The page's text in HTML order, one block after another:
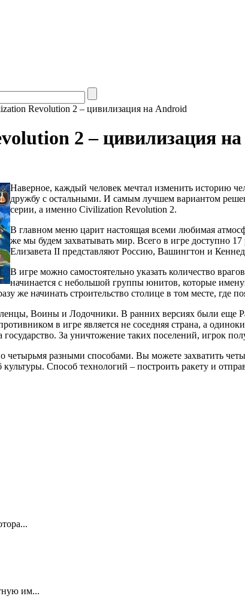
Revolution 2 – цивилизация на Android
2 – цивилизация
Наверное, каждый человек мечтал изменить историю
дружбу с остальными. И самым лучшем вариантом
серии, а именно Civilization Revolution 2.
В главном меню царит настоящая всеми любимая
же мы будем захватывать мир. Всего в игре доступно
Елизавета II представляют Россию, Вашингтон и
В игре можно самостоятельно указать количество
начинается с небольшой группы юнитов, которые
же начинать строительство столице в том месте, где
Воины и Лодочники. В ранних версиях были еще
в игре является не соседняя страна, а
За уничтожение таких поселений, игрок
разными способами. Вы можете захватить
культуры. Способ технологий – построить ракету и
им...